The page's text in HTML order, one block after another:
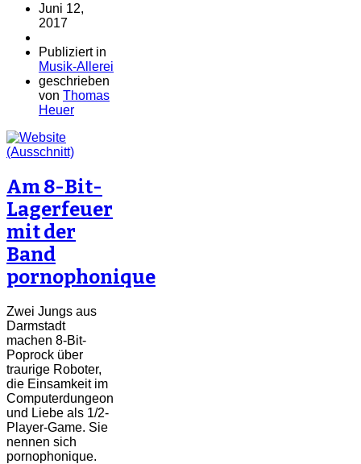
Juni 12,
2017
Publiziert in
Musik-Allerei
geschrieben
von Thomas
Heuer
Am 8-Bit-
Lagerfeuer
mit der
Band
pornophonique
Zwei Jungs aus
Darmstadt
machen 8-Bit-
Poprock über
traurige Roboter,
die Einsamkeit im
Computerdungeon
und Liebe als 1/2-
Player-Game. Sie
nennen sich
pornophonique.